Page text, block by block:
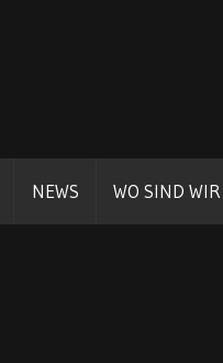
NEWS WO SIND WIR